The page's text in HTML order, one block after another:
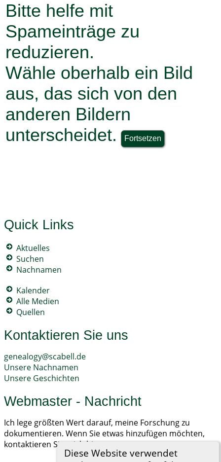
Diese Website verwendet
Bitte helfe mit
Spameinträge zu
reduzieren.
Wähle oberhalb ein Bild
aus, das sich von den
anderen Bildern
unterscheidet.
Quick Links
Aktuelles
Suchen
Nachnamen
Kalender
Alle Medien
Quellen
Kontaktieren Sie uns
genealogy@scabell.de
Unsere Nachnamen
Unsere Geschichten
Webmaster - Nachricht
Ich lege größten Wert darauf, meine Forschung zu
dokumentieren. Wenn Sie etwas hinzufügen möchten,
kontaktieren Sie mich bitte.